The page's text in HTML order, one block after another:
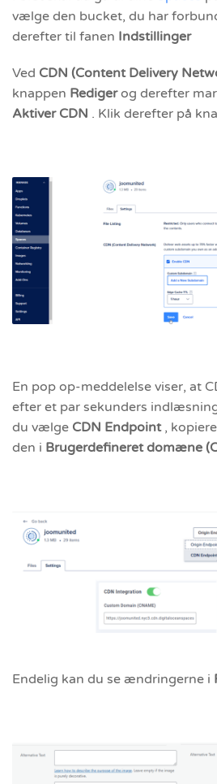
vælge den bucket, du har
derefter til fanen Indstillinger
Ved CDN (Content Delivery
knappen Redigerog derefter
Aktiver CDN . Klik derefter på
En pop op-meddelelse viser, at
efter et par sekunders
du vælge CDN Endpoint ,
den i Brugerdefineret domæne
Endelig kan du se ændringerne i